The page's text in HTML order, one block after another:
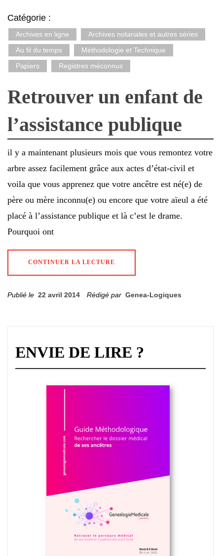
Catégorie :
Archives en ligne
Archives notariales et autres séries
Au fil du temps
Méthodologie et Technique
Papiers
Registres méconnus
Retrouver un enfant de
l’assistance publique
il y a maintenant plusieurs mois que vous remontez votre
arbre assez facilement grâce aux actes d’état-civil et
voila que vous apprenez que votre ancêtre est né(e) de
père ou mère inconnu(e) ou encore que votre aïeul a été
placé à l’assistance publique et là c’est le drame.
Pourquoi ont
CONTINUER LA LECTURE
Publié le 22 avril 2014 Rédigé par Genea-Logiques
ENVIE DE LIRE ?